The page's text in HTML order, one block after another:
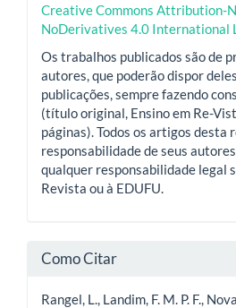
Creative Commons Attribution-
NoDerivatives 4.0 International
Os trabalhos publicados são de
autores, que poderão dispor
publicações, sempre fazendo
(título original, Ensino em Re-
páginas). Todos os artigos desta
responsabilidade de seus
qualquer responsabilidade legal
Revista ou à EDUFU.
Como Citar
Rangel, L., Landim, F. M. P. F.,